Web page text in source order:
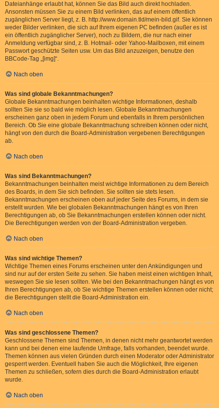
Dateianhänge erlaubt hat, können Sie das Bild auch direkt hochladen.
Ansonsten müssen Sie zu einem Bild verlinken, das auf einem öffentlich
zugänglichen Server liegt, z. B. http://www.domain.tld/mein-bild.gif. Sie können
weder Bilder verlinken, die sich auf Ihrem eigenen PC befinden (außer es ist
ein öffentlich zugänglicher Server), noch zu Bildern, die nur nach einer
Anmeldung verfügbar sind, z. B. Hotmail- oder Yahoo-Mailboxen, mit einem
Passwort geschützte Seiten usw. Um das Bild anzuzeigen, benutze den
BBCode-Tag „[img]“.
Nach oben
Was sind globale Bekanntmachungen?
Globale Bekanntmachungen beinhalten wichtige Informationen, deshalb
sollten Sie sie so bald wie möglich lesen. Globale Bekanntmachungen
erscheinen ganz oben in jedem Forum und ebenfalls in Ihrem persönlichen
Bereich. Ob Sie eine globale Bekanntmachung schreiben können oder nicht,
hängt von den durch die Board-Administration vergebenen Berechtigungen
ab.
Nach oben
Was sind Bekanntmachungen?
Bekanntmachungen beinhalten meist wichtige Informationen zu dem Bereich
des Boards, in dem Sie sich befinden. Sie sollten sie stets lesen.
Bekanntmachungen erscheinen oben auf jeder Seite des Forums, in dem sie
erstellt wurden. Wie bei globalen Bekanntmachungen hängt es von Ihren
Berechtigungen ab, ob Sie Bekanntmachungen erstellen können oder nicht.
Die Berechtigungen werden von der Board-Administration vergeben.
Nach oben
Was sind wichtige Themen?
Wichtige Themen eines Forums erscheinen unter den Ankündigungen und
sind nur auf der ersten Seite zu sehen. Sie haben meist einen wichtigen Inhalt,
weswegen Sie sie lesen sollten. Wie bei den Bekanntmachungen hängt es von
Ihren Berechtigungen ab, ob Sie wichtige Themen erstellen können oder nicht;
die Berechtigungen stellt die Board-Administration ein.
Nach oben
Was sind geschlossene Themen?
Geschlossene Themen sind Themen, in denen nicht mehr geantwortet werden
kann und bei denen eine laufende Umfrage, falls vorhanden, beendet wurde.
Themen können aus vielen Gründen durch einen Moderator oder Administrator
gesperrt werden. Eventuell haben Sie auch die Möglichkeit, Ihre eigenen
Themen zu schließen, sofern dies durch die Board-Administration erlaubt
wurde.
Nach oben